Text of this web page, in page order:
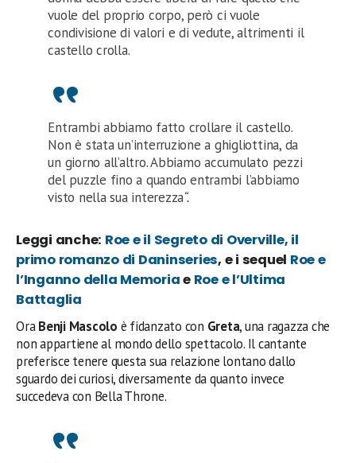
vuole del proprio corpo, però ci vuole
condivisione di valori e di vedute, altrimenti il
castello crolla.
Entrambi abbiamo fatto crollare il castello.
Non è stata un’interruzione a ghigliottina, da
un giorno all’altro. Abbiamo accumulato pezzi
del puzzle fino a quando entrambi l’abbiamo
visto nella sua interezza“.
Leggi anche: Roe e il Segreto di Overville, il
primo romanzo di Daninseries, e i sequel Roe e
l’Inganno della Memoriae Roe e l’Ultima
Battaglia
OraBenji Mascolo è fidanzato con Greta, una ragazza che
non appartiene al mondo dello spettacolo. Il cantante
preferisce tenere questa sua relazione lontano dallo
sguardo dei curiosi, diversamente da quanto invece
succedeva con Bella Throne.